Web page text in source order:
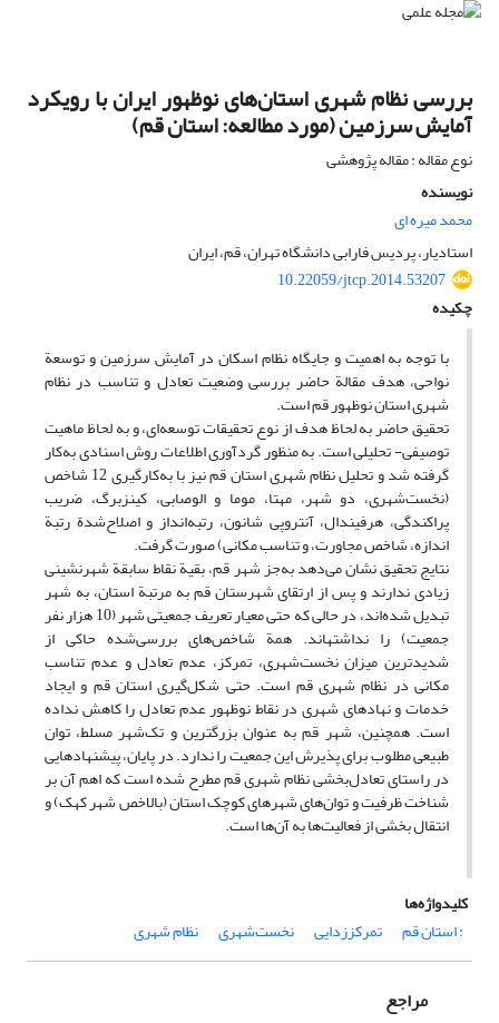
بررسی نظام شهری استان‌های نوظهور ایران با رویکرد
آمایش سرزمین (مورد مطالعه: استان قم)
نوع مقاله : مقاله پژوهشی
نویسنده
محمد میره ای
استادیار، پردیس فارابی دانشگاه تهران، قم، ایران
10.22059/jtcp.2014.53207
چکیده
با توجه به اهمیت و جایگاه نظام اسکان در آمایش سرزمین و توسعة
نواحی، هدف مقالة حاضر بررسی وضعیت تعادل و تناسب در نظام
شهری استان نوظهور قم است.
تحقیق حاضر به لحاظ هدف از نوع تحقیقات توسعه‌ای، و به لحاظ ماهیت
توصیفی- تحلیلی است. به منظور گردآوری اطلاعات روش اسنادی به‌کار
گرفته شد و تحلیل نظام شهری استان قم نیز با به‌کارگیری 12 شاخص
(نخست‌شهری، دو شهر، مهتا، موما و الوصابی، کینزبرگ، ضریب
پراکندگی، هرفیندال، آنتروپی شانون، رتبه‌انداز و اصلاح‌شدة رتبة
اندازه، شاخص مجاورت، و تناسب مکانی) صورت گرفت.
نتایج تحقیق نشان می‌دهد به‌جز شهر قم، بقیة نقاط سابقة شهرنشینی
زیادی ندارند و پس از ارتقای شهرستان قم به مرتبة استان، به شهر
تبدیل شده‌اند، در حالی که حتی معیار تعریف جمعیتی شهر (10 هزار نفر
جمعیت) را نداشته‎اند. همة شاخص‌های بررسی‌شده حاکی از
شدیدترین میزان نخست‌شهری، تمرکز، عدم تعادل و عدم تناسب
مکانی در نظام شهری قم است. حتی شکل‌گیری استان قم و ایجاد
خدمات و نهادهای شهری در نقاط نوظهور عدم تعادل را کاهش نداده
است. همچنین، شهر قم به عنوان بزرگترین و تک‌شهر مسلط، توان
طبیعی مطلوب برای پذیرش این جمعیت را ندارد. در پایان، پیشنهادهایی
در راستای تعادل‌بخشی نظام شهری قم مطرح شده است که اهم آن بر
شناخت ظرفیت و توان‌های شهرهای کوچک استان (بالاخص شهر کهک) و
انتقال بخشی از فعالیت‌ها به آن‌ها است.
کلیدواژه‌ها
: استان قم
تمرکززدایی نخست‌شهری نظام شهری
مراجع